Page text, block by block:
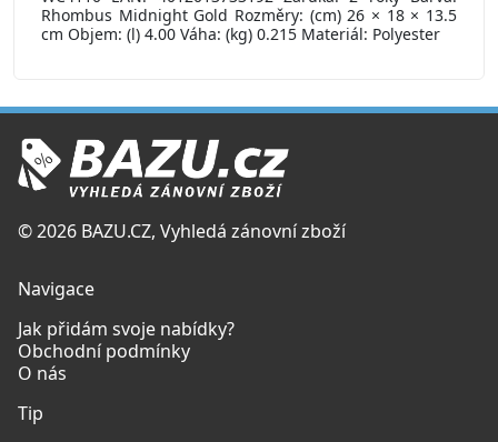
Rhombus Midnight Gold Rozměry: (cm) 26 × 18 × 13.5
cm Objem: (l) 4.00 Váha: (kg) 0.215 Materiál: Polyester
© 2026 BAZU.CZ, Vyhledá zánovní zboží
Navigace
Jak přidám svoje nabídky?
Obchodní podmínky
O nás
Tip